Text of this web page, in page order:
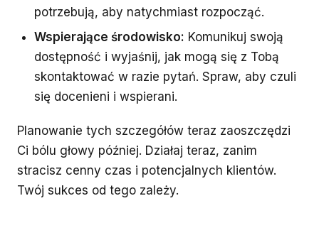
potrzebują, aby natychmiast rozpocząć.
Wspierające środowisko: Komunikuj swoją
dostępność i wyjaśnij, jak mogą się z Tobą
skontaktować w razie pytań. Spraw, aby czuli
się docenieni i wspierani.
Planowanie tych szczegółów teraz zaoszczędzi
Ci bólu głowy później. Działaj teraz, zanim
stracisz cenny czas i potencjalnych klientów.
Twój sukces od tego zależy.